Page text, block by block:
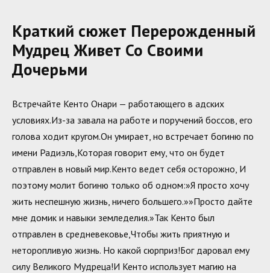
Краткий сюжет Перерожденный
Мудрец Живет Со Своими
Дочерьми
Встречайте Кенто Онари — работающего в адских
условиях.Из-за завала на работе и поручений боссов, его
голова ходит кругом.Он умирает, но встречает богиню по
имени Радиэль,Которая говорит ему, что он будет
отправлен в новый мир.Кенто ведет себя осторожно, И
поэтому молит богиню только об одном:»Я просто хочу
жить неспешную жизнь, ничего большего.»»Просто дайте
мне домик и навыки земледелия.»Так Кенто был
отправлен в средневековье,Чтобы жить приятную и
неторопливую жизнь. Но какой сюрприз!Бог даровал ему
силу Великого Мудреца!И Кенто использует магию на